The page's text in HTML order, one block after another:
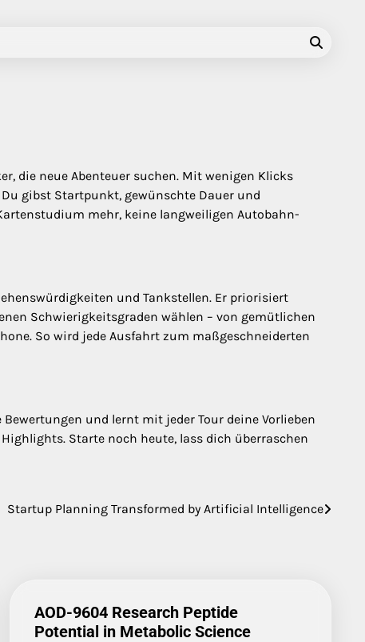
die neue Abenteuer suchen. Mit wenigen Klicks
gibst Startpunkt, gewünschte Dauer und
mehr, keine langweiligen Autobahn-
und Tankstellen. Er priorisiert
Schwierigkeitsgraden wählen – von gemütlichen
So wird jede Ausfahrt zum maßgeschneiderten
und lernt mit jeder Tour deine Vorlieben
Starte noch heute, lass dich überraschen
Startup Planning Transformed by Artificial Intelligence
AOD-9604 Research Peptide
Potential in Metabolic Science